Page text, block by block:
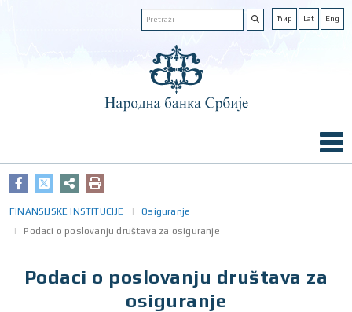
Ћир Lat Eng
FINANSIJSKE INSTITUCIJE
Osiguranje
Podaci o poslovanju društava za osiguranje
Podaci o poslovanju društava za
osiguranje